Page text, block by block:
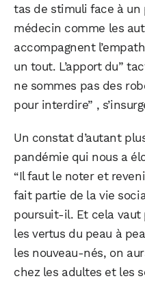
tas de stimuli face à
médecin comme les
accompagnent
un tout. L’apport du”
ne sommes pas des
pour interdire” ,
Un constat d’autant
pandémie qui nous a
“Il faut le noter et
fait partie de la vie
poursuit-il. Et cela vaut
les vertus du peau à
les nouveau-nés, on
chez les adultes et les